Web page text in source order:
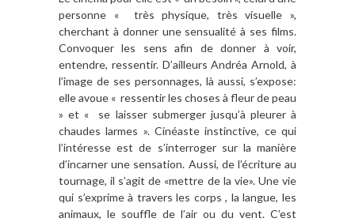
personne « très physique, très visuelle »,
cherchant à donner une sensualité à ses films.
Convoquer les sens afin de donner à voir,
entendre, ressentir. D’ailleurs Andréa Arnold, à
l’image de ses personnages, là aussi, s’expose:
elle avoue « ressentir les choses à fleur de peau
» et « se laisser submerger jusqu’à pleurer à
chaudes larmes ». Cinéaste instinctive, ce qui
l’intéresse est de s’interroger sur la manière
d’incarner une sensation. Aussi, de l’écriture au
tournage, il s’agit de «mettre de la vie». Une vie
qui s’exprime à travers les corps , la langue, les
animaux, le souffle de l’air ou du vent. C’est